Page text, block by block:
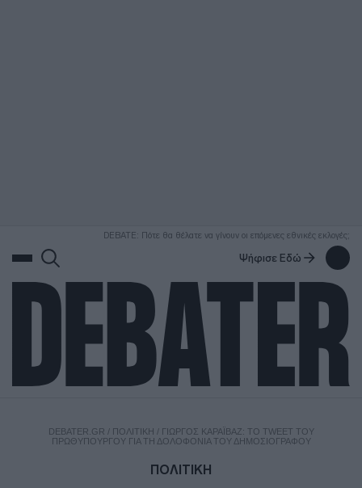
DEBATE: Πότε θα θέλατε να γίνουν οι επόμενες εθνικές εκλογές;
Ψήφισε Εδώ
DEBATER.GR / ΠΟΛΙΤΙΚΗ / ΓΙΏΡΓΟΣ ΚΑΡΑΪΒΆΖ: ΤΟ TWEET ΤΟΥ
ΠΡΩΘΥΠΟΥΡΓΟΎ ΓΙΑ ΤΗ ΔΟΛΟΦΟΝΊΑ ΤΟΥ ΔΗΜΟΣΙΟΓΡΆΦΟΥ
ΠΟΛΙΤΙΚΗ